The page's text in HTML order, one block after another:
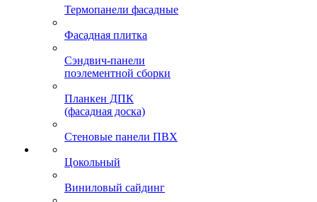
Термопанели фасадные
Фасадная плитка
Сэндвич-панели
поэлементной сборки
Планкен ДПК
(фасадная доска)
Стеновые панели ПВХ
Цокольный
Виниловый сайдинг